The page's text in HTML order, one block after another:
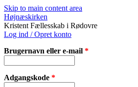
Skip to main content area
Højnæskirken
Kristent Fællesskab i Rødovre
Log ind / Opret konto
Brugernavn eller e-mail *
Adgangskode *